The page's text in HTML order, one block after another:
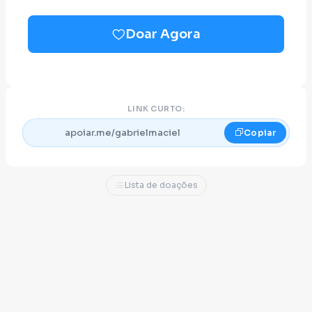
diálogo, participação e compromisso com
soluções reais para os desafios do nosso
estado.
projeto adiante.
Doar Agora
LINK CURTO:
apoiar.me/gabrielmaciel Copiar
Lista de doações